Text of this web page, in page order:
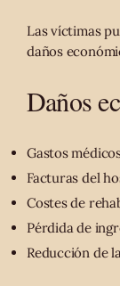
Las víctimas
daños
Daños
Gastos
Facturas del
Costes de
Pérdida de
Reducción de